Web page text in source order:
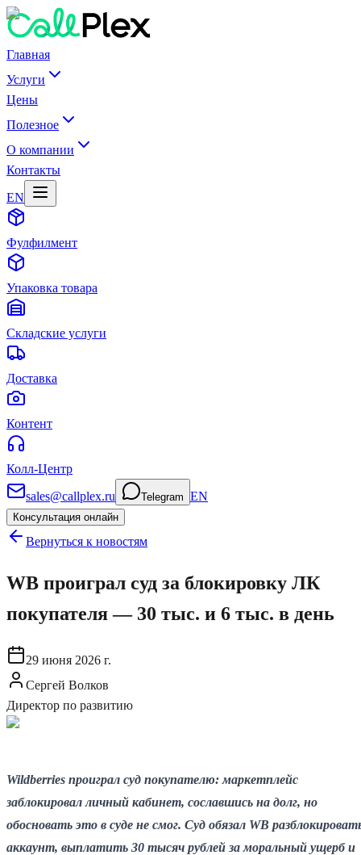
Главная
Услуги
Цены
Полезное
О компании
Контакты
EN
Фулфилмент
Упаковка товара
Складские услуги
Доставка
Контент
Колл-Центр
sales@callplex.ru
Telegram EN
Консультация онлайн
Вернуться к новостям
WB проиграл суд за блокировку ЛК
покупателя — 30 тыс. и 6 тыс. в день
29 июня 2026 г.
Сергей Волков
Директор по развитию
Wildberries проиграл суд покупателю: маркетплейс
заблокировал личный кабинет, сославшись на долг, но
обосновать это в суде не смог. Суд обязал WB
аккаунт, выплатить 30 тысяч рублей за моральный ущерб и